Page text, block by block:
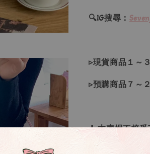
🔍IG搜尋：
▹現貨商品１～
▹預購商品７～
❙ 本賣場不接受